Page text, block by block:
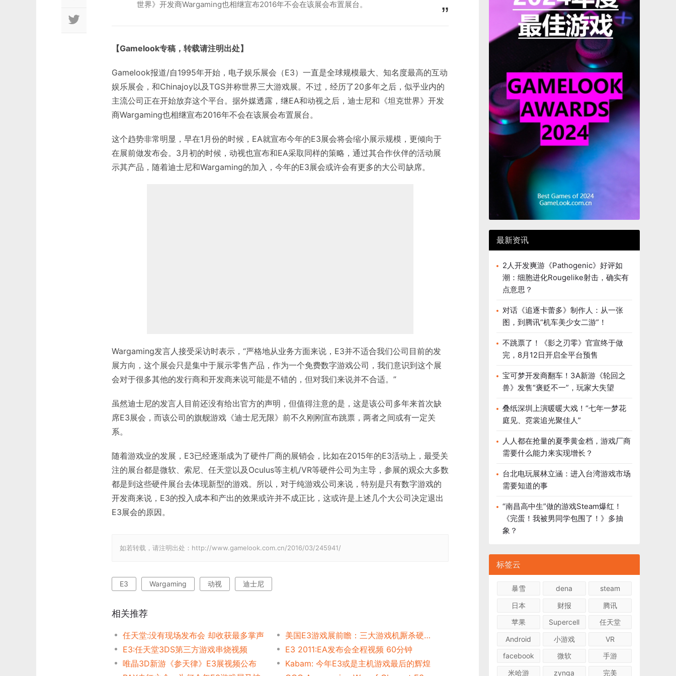
世界》开发商Wargaming也相继宣布2016年不会在该展会布置展台。
【Gamelook专稿，转载请注明出处】
Gamelook报道/自1995年开始，电子娱乐展会（E3）一直是全球规模最大、知名度最高的互动
娱乐展会，和Chinajoy以及TGS并称世界三大游戏展。不过，经历了20多年之后，似乎业内的
主流公司正在开始放弃这个平台。据外媒透露，继EA和动视之后，迪士尼和《坦克世界》开发
商Wargaming也相继宣布2016年不会在该展会布置展台。
这个趋势非常明显，早在1月份的时候，EA就宣布今年的E3展会将会缩小展示规模，更倾向于
在展前做发布会。3月初的时候，动视也宣布和EA采取同样的策略，通过其合作伙伴的活动展
示其产品，随着迪士尼和Wargaming的加入，今年的E3展会或许会有更多的大公司缺席。
Wargaming发言人接受采访时表示，“严格地从业务方面来说，E3并不适合我们公司目前的发
展方向，这个展会只是集中于展示零售产品，作为一个免费数字游戏公司，我们意识到这个展
会对于很多其他的发行商和开发商来说可能是不错的，但对我们来说并不合适。”
虽然迪士尼的发言人目前还没有给出官方的声明，但值得注意的是，这是该公司多年来首次缺
席E3展会，而该公司的旗舰游戏《迪士尼无限》前不久刚刚宣布跳票，两者之间或有一定关
系。
随着游戏业的发展，E3已经逐渐成为了硬件厂商的展销会，比如在2015年的E3活动上，最受关
注的展台都是微软、索尼、任天堂以及Oculus等主机/VR等硬件公司为主导，参展的观众大多数
都是到这些硬件展台去体现新型的游戏。所以，对于纯游戏公司来说，特别是只有数字游戏的
开发商来说，E3的投入成本和产出的效果或许并不成正比，这或许是上述几个大公司决定退出
E3展会的原因。
如若转载，请注明出处：http://www.gamelook.com.cn/2016/03/245941/
E3 Wargaming 动视 迪士尼
相关推荐
任天堂:没有现场发布会 却收获最多掌声
美国E3游戏展前瞻：三大游戏机厮杀硬件
E3:任天堂3DS第三方游戏串烧视频
E3 2011:EA发布会全程视频 60分钟
唯晶3D新游《参天律》E3展视频公布
Kabam: 今年E3或是主机游戏最后的辉煌
最新资讯
2人开发爽游《Pathogenic》好评如
潮：细胞进化Rougelike射击，确实有
点意思？
对话《追逐卡蕾多》制作人：从一张
图，到腾讯“机车美少女二游”！
不跳票了！《影之刃零》官宣终于做
完，8月12日开启全平台预售
宝可梦开发商翻车！3A新游《轮回之
兽》发售“褒贬不一”，玩家大失望
叠纸深圳上演暖暖大戏！“七年一梦花
庭见、霓裳追光聚佳人”
人人都在抢量的夏季黄金档，游戏厂商
需要什么能力来实现增长？
台北电玩展林立涵：进入台湾游戏市场
需要知道的事
“南昌高中生”做的游戏Steam爆红！
《完蛋！我被男同学包围了！》多抽
象？
标签云
暴雪 dena
steam
日本
财报
腾讯
苹果
Supercell
任天堂
Android
小游戏
VR
facebook
微软
手游
米哈游
zynga 完美